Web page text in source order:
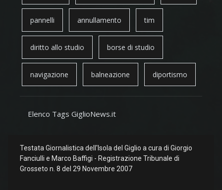
pannelli annullamento tim
diritto allo studio borse di studio
navigazione balneazione diportismo
Elenco Tags GiglioNews.it
Testata Giornalistica dell'Isola del Giglio a cura di Giorgio
Fanciulli e Marco Baffigi - Registrazione Tribunale di
Grosseto n. 8 del 29 Novembre 2007